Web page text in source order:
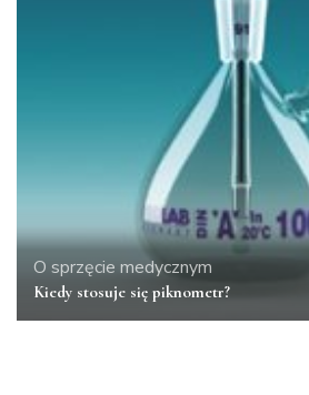
O sprzęcie medycznym
Kiedy stosuje się piknometr?